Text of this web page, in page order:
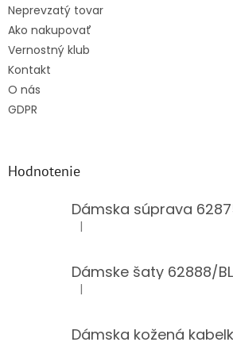
Neprevzatý tovar
Ako nakupovať
Vernostný klub
Kontakt
O nás
GDPR
Hodnotenie
Dámska súprava
Hodnotenie produktu je 5 z 5
|
Dámske šaty 62888/
Hodnotenie produktu je 5 z 5
|